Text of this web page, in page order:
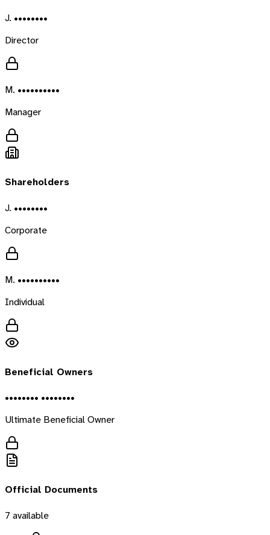
J. ••••••••
Director
M. ••••••••••
Manager
Shareholders
J. ••••••••
Corporate
M. ••••••••••
Individual
Beneficial Owners
•••••••• ••••••••
Ultimate Beneficial Owner
Official Documents
7 available